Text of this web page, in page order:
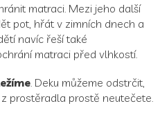
matraci. Mezi jeho další
pot, hřát v zimních dnech a
navíc řeší také
matraci před vlhkostí.
. Deku můžeme odstrčit,
prostěradla prostě neutečete.